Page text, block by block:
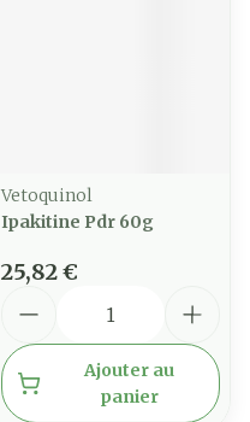
Vetoquinol
Ipakitine Pdr 60g
25,82 €
Ajouter au
panier